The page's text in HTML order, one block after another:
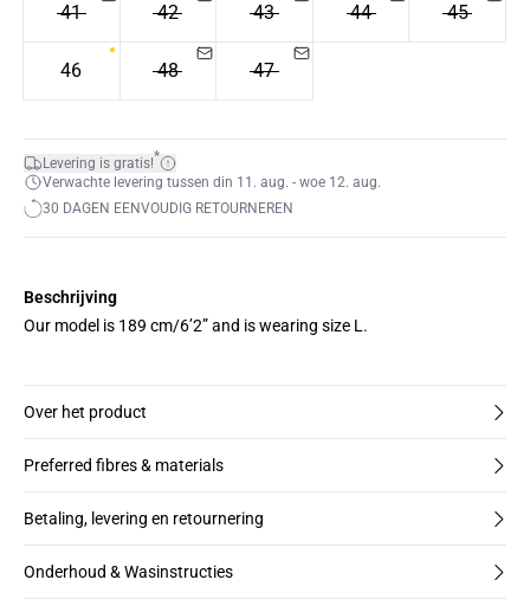
41 42 43 44 45
46 48 47
Levering is gratis!*
Verwachte levering tussen din 11. aug. - woe 12. aug.
30 DAGEN EENVOUDIG RETOURNEREN
Beschrijving
Our model is 189 cm/6’2” and is wearing size L.
Over het product
Preferred fibres & materials
Betaling, levering en retournering
Onderhoud & Wasinstructies